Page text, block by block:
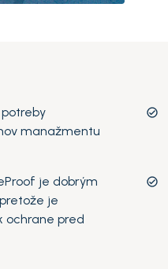
manažmentu
je dobrým
je
ochrane pred